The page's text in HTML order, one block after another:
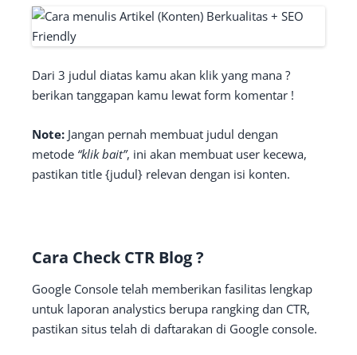
Dari 3 judul diatas kamu akan klik yang mana ?
berikan tanggapan kamu lewat form komentar !
Note: Jangan pernah membuat judul dengan
metode “klik bait”, ini akan membuat user kecewa,
pastikan title {judul} relevan dengan isi konten.
Cara Check CTR Blog ?
Google Console telah memberikan fasilitas lengkap
untuk laporan analystics berupa rangking dan CTR,
pastikan situs telah di daftarakan di Google console.